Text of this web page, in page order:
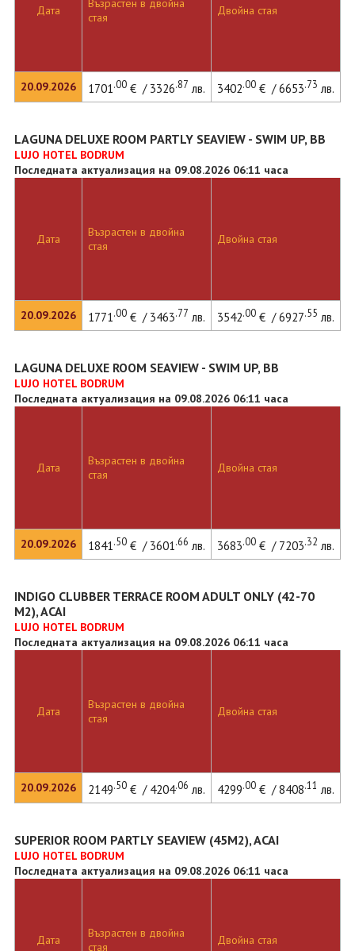
Дата
20.09.2026
Възрастен в двойна
стая
Двойна стая
1701.00€ / 3326.87 лв. 3402.00€ / 6653.73 лв.
LAGUNA DELUXE ROOM PARTLY SEAVIEW - SWIM UP, BB
LUJO HOTEL BODRUM
Последната актуализация на 09.08.2026 06:11 часа
Дата
20.09.2026
Възрастен в двойна
стая
Двойна стая
1771.00€ / 3463.77 лв. 3542.00€ / 6927.55 лв.
LAGUNA DELUXE ROOM SEAVIEW - SWIM UP, BB
LUJO HOTEL BODRUM
Последната актуализация на 09.08.2026 06:11 часа
Дата
20.09.2026
Възрастен в двойна
стая
Двойна стая
1841.50€ / 3601.66 лв. 3683.00€ / 7203.32 лв.
INDIGO CLUBBER TERRACE ROOM ADULT ONLY (42-70
M2), ACAI
LUJO HOTEL BODRUM
Последната актуализация на 09.08.2026 06:11 часа
Дата
20.09.2026
Възрастен в двойна
стая
Двойна стая
2149.50€ / 4204.06 лв. 4299.00€ / 8408.11 лв.
SUPERIOR ROOM PARTLY SEAVIEW (45M2), ACAI
LUJO HOTEL BODRUM
Последната актуализация на 09.08.2026 06:11 часа
Дата
Възрастен в двойна
стая
Двойна стая